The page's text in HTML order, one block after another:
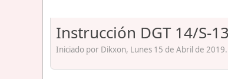
Instrucción DGT 14/S-
Iniciado por Dikxon, Lunes 15 de Abril de